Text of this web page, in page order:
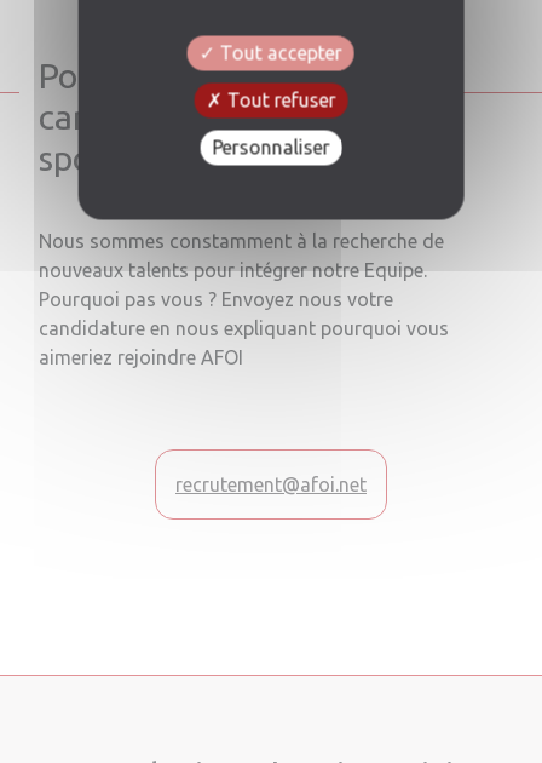
Pour envoyer votre
candidature
spontannée
Nous sommes constamment à la recherche de
nouveaux talents pour intégrer notre Equipe.
Pourquoi pas vous ? Envoyez nous votre
candidature en nous expliquant pourquoi vous
aimeriez rejoindre AFOI
recrutement@afoi.net
Tout accepter
Tout refuser
Personnaliser